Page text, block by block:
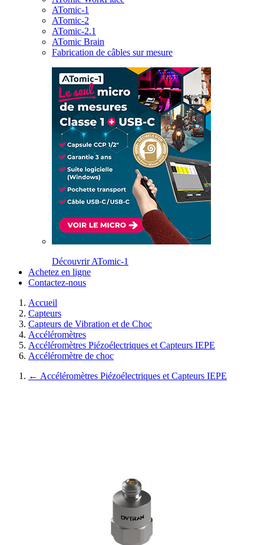
ATomic-1
ATomic-2
ATomic-2.1
ATomic Brain
Fabrication de câbles sur mesure
Découvrir ATomic-1
Achetez en ligne
Contactez-nous
Accueil
Capteurs
Capteurs de Vibration et de Choc
Accéléromètres
Accéléromètres Piézoélectriques et Capteurs IEPE
Accéléromètre de choc
← Accéléromètres Piézoélectriques et Capteurs IEPE